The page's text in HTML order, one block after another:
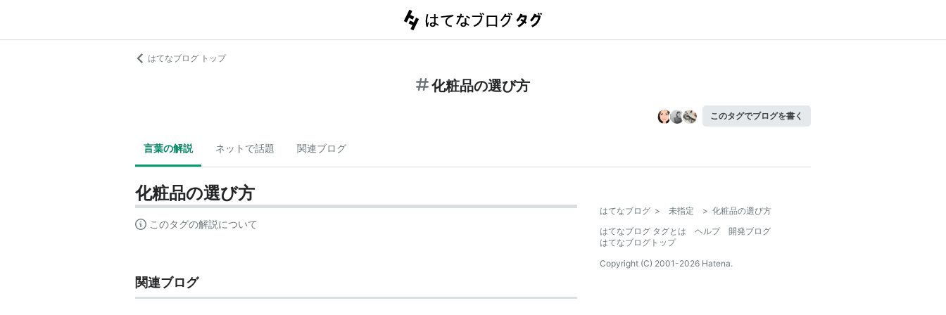
はてなブログ トップ
化粧品の選び方
このタグでブログを書く
言葉の解説 ネットで話題 関連ブログ
化粧品の選び方
このタグの解説について
関連ブログ
はてなブログ > 未指定 > 化粧品の選び方
はてなブログ タグとは
ヘルプ
開発ブログ
はてなブログトップ
Copyright (C) 2001-2026 Hatena.